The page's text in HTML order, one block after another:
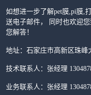
如想进一步了解pet膜,pi膜,
送电子邮件， 同时也欢迎
您解答！
地址：石家庄市高新区珠峰
技术联系人：张经理
业务联系人：张经理